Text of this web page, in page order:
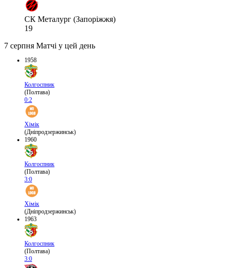
СК Металург (Запоріжжя)
19
7 серпня Матчі у цей день
1958
Колгоспник
(Полтава)
0:2
Хімік
(Дніпродзержинськ)
1960
Колгоспник
(Полтава)
3:0
Хімік
(Дніпродзержинськ)
1963
Колгоспник
(Полтава)
3:0